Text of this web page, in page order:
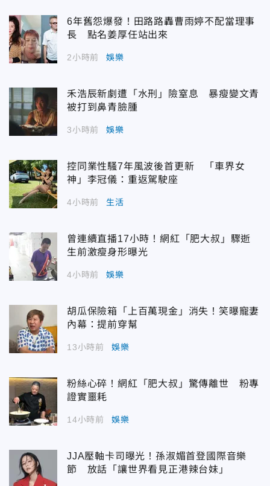
6年舊怨爆發！田路路轟曹雨婷不配當理事
長 點名姜厚任站出來
2小時前 娛樂
禾浩辰新劇遭「水刑」險窒息 暴瘦變文青
被打到鼻青臉腫
3小時前 娛樂
控同業性騷7年風波後首更新 「車界女
神」李冠儀：重返駕駛座
4小時前 生活
曾連續直播17小時！網紅「肥大叔」驟逝
生前激瘦身形曝光
4小時前 娛樂
胡瓜保險箱「上百萬現金」消失！笑曝寵妻
內幕：提前穿幫
13小時前 娛樂
粉絲心碎！網紅「肥大叔」驚傳離世 粉專
證實噩耗
14小時前 娛樂
JJA壓軸卡司曝光！孫淑媚首登國際音樂
節 放話「讓世界看見正港辣台妹」